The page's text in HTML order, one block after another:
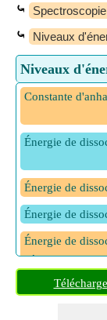
⤿
⤿ Niveaux
Niveaux
Constante
Énergie de
Énergie de
Énergie de
Énergie de
zéro
Energie des